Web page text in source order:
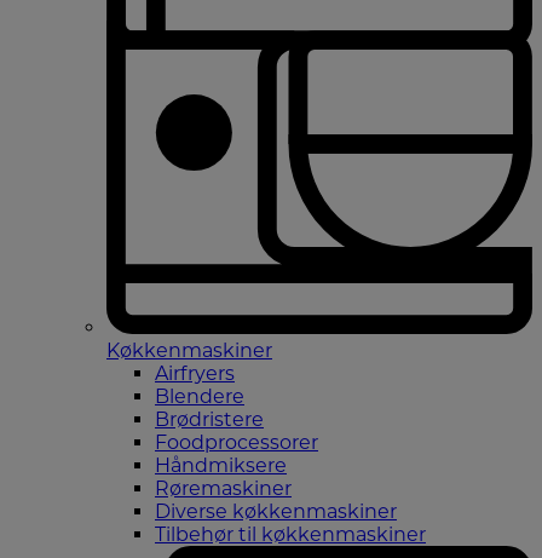
Køkkenmaskiner
Airfryers
Blendere
Brødristere
Foodprocessorer
Håndmiksere
Røremaskiner
Diverse køkkenmaskiner
Tilbehør til køkkenmaskiner